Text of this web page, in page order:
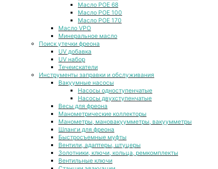
Масло POE 68
Масло POE 100
Масло POE 170
Масло VPO
Минеральное масло
Поиск утечки фреона
UV добавка
UV набор
Течеискатели
Инструменты заправки и обслуживания
Вакуумные насосы
Насосы одноступенчатые
Насосы двухступенчатые
Весы для фреона
Манометрические коллекторы
Манометры, мановакуумметры, вакуумметры
Шланги для фреона
Быстросъемные муфты
Вентили, адаптеры, штуцеры
Золотники, ключи, кольца, ремкомплекты
Вентильные ключи